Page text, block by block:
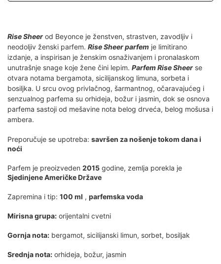
Rise Sheer od Beyonce je ženstven, strastven, zavodljiv i
neodoljiv ženski parfem. Rise Sheer parfem je limitirano
izdanje, a inspirisan je ženskim osnaživanjem i pronalaskom
unutrašnje snage koje žene čini lepim. Parfem Rise Sheer se
otvara notama bergamota, sicilijanskog limuna, sorbeta i
bosiljka. U srcu ovog privlačnog, šarmantnog, očaravajućeg i
senzualnog parfema su orhideja, božur i jasmin, dok se osnova
parfema sastoji od mešavine nota belog drveća, belog mošusa i
ambera.
Preporučuje se upotreba: savršen za nošenje tokom dana i
noći
Parfem je preoizveden 2015 godine, zemlja porekla je
Sjedinjene Američke Države
Zapremina i tip: 100 ml , parfemska voda
Mirisna grupa: orijentalni cvetni
Gornja nota: bergamot, sicilijanski limun, sorbet, bosiljak
Srednja nota: orhideja, božur, jasmin